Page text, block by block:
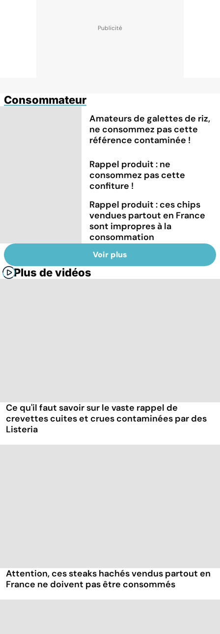
Consommateur
Amateurs de galettes de riz,
ne consommez pas cette
référence contaminée !
Rappel produit : ne
consommez pas cette
confiture !
Rappel produit : ces chips
vendues partout en France
sont impropres à la
consommation
Voir plus
Plus de vidéos
Ce qu'il faut savoir sur le vaste rappel de
crevettes cuites et crues contaminées par des
Listeria
Attention, ces steaks hachés vendus partout en
France ne doivent pas être consommés